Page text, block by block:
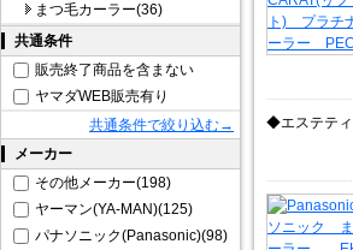
まつ毛カーラー(36)
共通条件
販売終了商品を含まない
ヤマダWEB販売有り
共通条件で絞り込む→
メーカー
その他メーカー(198)
ヤーマン(YA-MAN)(125)
パナソニック(Panasonic)(98)
◆エステティ